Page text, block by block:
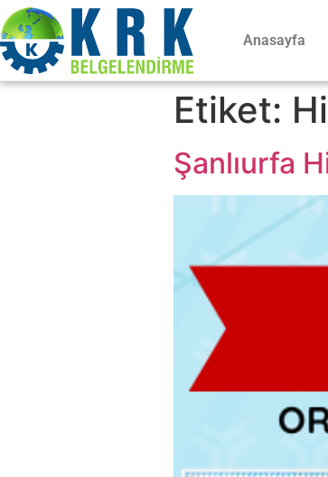
Anasayfa
Etiket:
Şanlıurfa